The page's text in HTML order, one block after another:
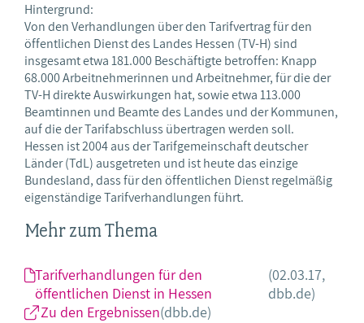
Hintergrund:
Von den Verhandlungen über den Tarifvertrag für den
öffentlichen Dienst des Landes Hessen (TV-H) sind
insgesamt etwa 181.000 Beschäftigte betroffen: Knapp
68.000 Arbeitnehmerinnen und Arbeitnehmer, für die der
TV-H direkte Auswirkungen hat, sowie etwa 113.000
Beamtinnen und Beamte des Landes und der Kommunen,
auf die der Tarifabschluss übertragen werden soll.
Hessen ist 2004 aus der Tarifgemeinschaft deutscher
Länder (TdL) ausgetreten und ist heute das einzige
Bundesland, dass für den öffentlichen Dienst regelmäßig
eigenständige Tarifverhandlungen führt.
Mehr zum Thema
Tarifverhandlungen für den
öffentlichen Dienst in Hessen
(02.03.17,
dbb.de)
Zu den Ergebnissen(dbb.de)